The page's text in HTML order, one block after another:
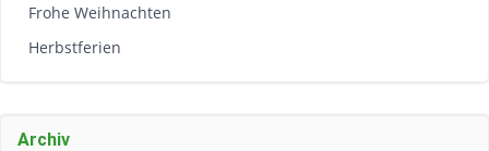
Frohe Weihnachten
Herbstferien
Archiv